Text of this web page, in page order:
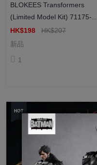
BLOKEES Transformers
(Limited Model Kit) 71175-
AE06 Prime Optimus Prime
[傳奇版] 變形金剛 AE-06 柯柏
HK$198HK$207
新品
1